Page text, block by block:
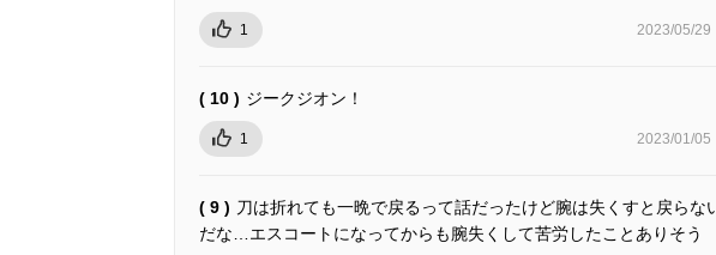
1 2023/05/29
( 10 ) ジークジオン！
1 2023/01/05
( 9 ) 刀は折れても一晩で戻るって話だったけど腕は失くすと戻らな
だな…エスコートになってからも腕失くして苦労したことありそう